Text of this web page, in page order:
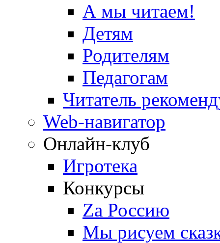
А мы читаем!
Детям
Родителям
Педагогам
Читатель
Web-навигатор
Онлайн-клуб
Игротека
Конкурсы
Zа Россию
Мы рисуем